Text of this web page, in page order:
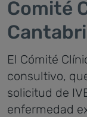
Comité
El Cómité
consultivo,
solicitud de
enfermedad